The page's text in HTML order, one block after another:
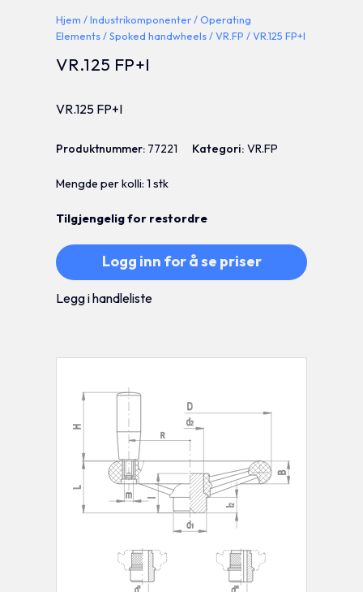
Hjem /Industrikomponenter/Operating
Elements/Spoked handwheels/VR.FP / VR.125 FP+I
VR.125 FP+I
VR.125 FP+I
Produktnummer: 77221 Kategori:VR.FP
Mengde per kolli: 1 stk
Tilgjengelig for restordre
Logg inn for å se priser
Legg i handleliste